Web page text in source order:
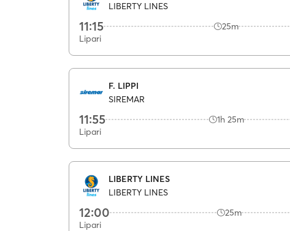
LIBERTY LINES
11:15 25m
Lipari
F. LIPPI
SIREMAR
11:55 1h 25m
Lipari
LIBERTY LINES
LIBERTY LINES
12:00 25m
Lipari